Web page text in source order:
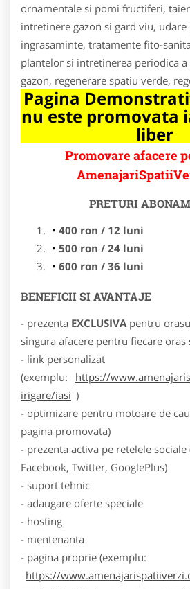
ornamentale si pomi fructiferi,
intretinere gazon si gard viu,
ingrasaminte, tratamente fito-
plantelor si intretinerea periodica
gazon, regenerare spatiu verde,
Pagina
nu este promovata
liber
Promovare afacere
PRETURI
400 ron / 12 luni
500 ron / 24 luni
600 ron / 36 luni
BENEFICII SI AVANTAJE
- prezenta EXCLUSIVA pentru
singura afacere pentru fiecare oras
- link personalizat
(exemplu:
https://
irigare/iasi )
- optimizare pentru motoare de
pagina promovata)
- prezenta activa pe retelele
Facebook, Twitter, GooglePlus)
- suport tehnic
- adaugare oferte speciale
- hosting
- mentenanta
- pagina proprie (exemplu:
https://